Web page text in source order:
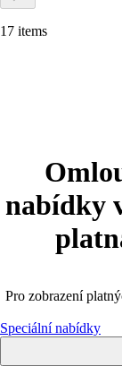
17 items
nabídky
Pro zobrazení
Speciální nabídky